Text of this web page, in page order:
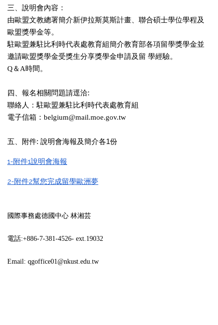
三、說明會內容：
由歐盟文教總署簡介新伊拉斯莫斯計畫、聯合碩士學位學程及
歐盟獎學金等。
駐歐盟兼駐比利時代表處教育組簡介教育部各項留學獎學金並
邀請歐盟獎學金受獎生分享獎學金申請及留 學經驗。
Q＆A時間。
四、報名相關問題請逕洽:
聯絡人：駐歐盟兼駐比利時代表處教育組
電子信箱：belgium@mail.moe.gov.tw
五、附件: 說明會海報及簡介各1份
1-附件1說明會海報
2-附件2幫您完成留學歐洲夢
國際事務處德國中心 林湘芸
電話:+886-7-381-4526- ext.19032
Email: qgoffice01@nkust.edu.tw